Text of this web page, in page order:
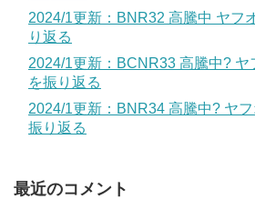
2024/1更新：BNR32 高騰中 ヤフ
り返る
2024/1更新：BCNR33 高騰中? ヤ
を振り返る
2024/1更新：BNR34 高騰中? ヤ
振り返る
最近のコメント